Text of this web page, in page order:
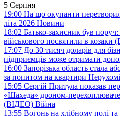
5 Серпня
19:00 На що окупанти
літа 2026 Новини
18:02 Батько-захисник був
військового посвятили в козаки
17:07 До 30 тисяч доларів для
підприємців може отримати
16:00 Запорізька область стала
за попитом на квартири
15:05 Сергій Притула показав
«Шахеда» дроном-
(ВІДЕО) Війна
13:55 Вогонь на хлібному полі